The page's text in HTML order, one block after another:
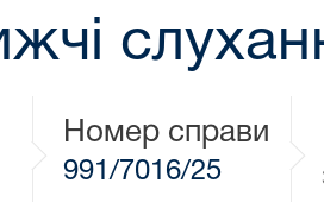
Номер справи
991/7016/25